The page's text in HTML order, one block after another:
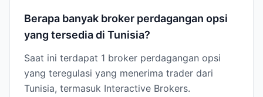
Berapa banyak broker perdagangan opsi
yang tersedia di Tunisia?
Saat ini terdapat 1 broker perdagangan opsi
yang teregulasi yang menerima trader dari
Tunisia, termasuk Interactive Brokers.